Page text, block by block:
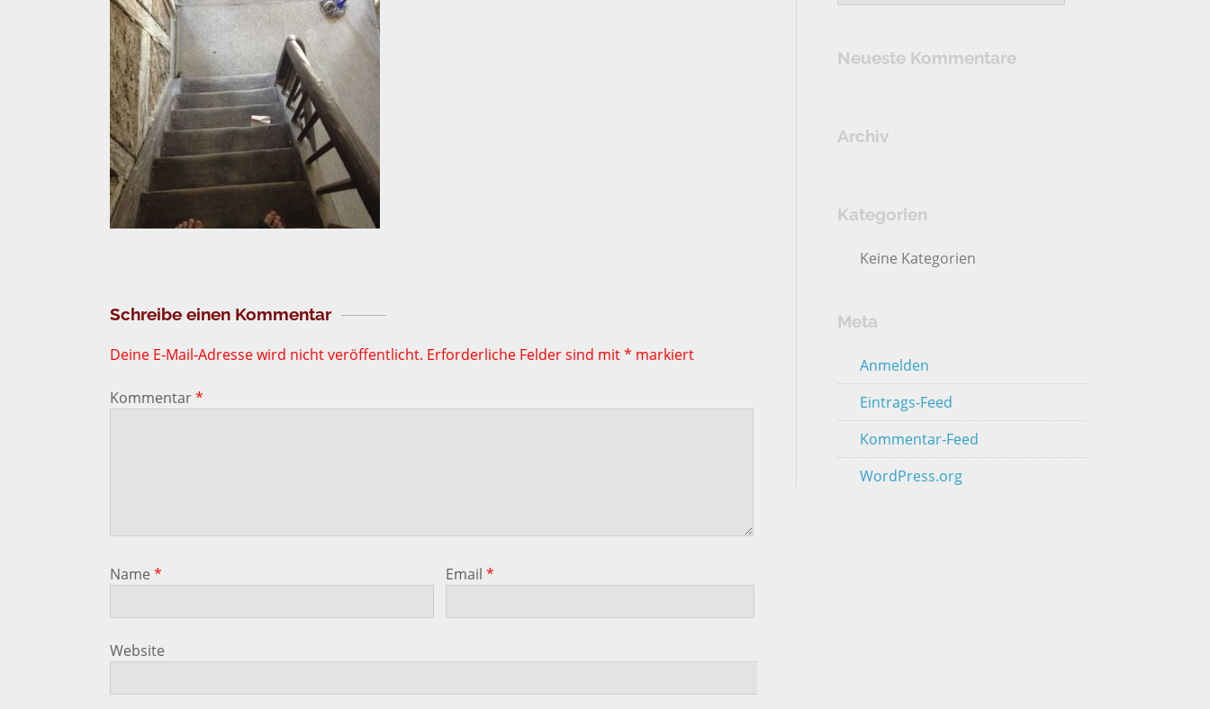
Schreibe einen Kommentar
Deine E-Mail-Adresse wird nicht veröffentlicht. Erforderliche Felder sind mit* markiert
Kommentar*
Name * Email *
Website
Neueste Kommentare
Archiv
Kategorien
Keine Kategorien
Meta
Anmelden
Eintrags-Feed
Kommentar-Feed
WordPress.org